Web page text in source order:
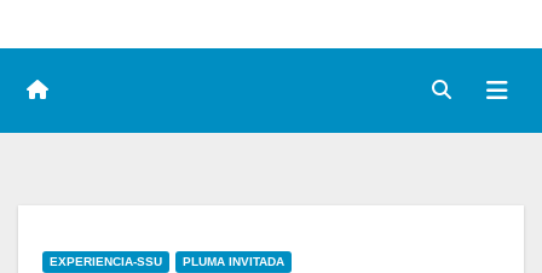
EXPERIENCIA-SSU PLUMA INVITADA